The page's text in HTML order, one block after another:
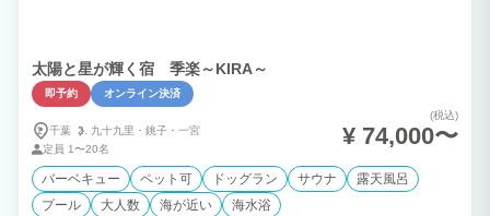
太陽と星が輝く宿 季楽～KIRA～
即予約 オンライン決済
千葉 九十九里・ 銚子・ 一宮
定員 1〜20名
(税込)
¥ 74,000〜
バーベキュー ペット可 ドッグラン サウナ
露天風呂
プール
大人数 海が近い 海水浴